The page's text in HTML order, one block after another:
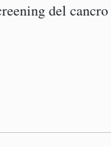
del cancro